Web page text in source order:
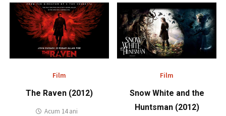
Film
The Raven (2012)
Acum 14 ani
Film
Snow White and the
Huntsman (2012)